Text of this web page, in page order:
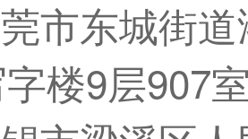
市东城街
楼9层907